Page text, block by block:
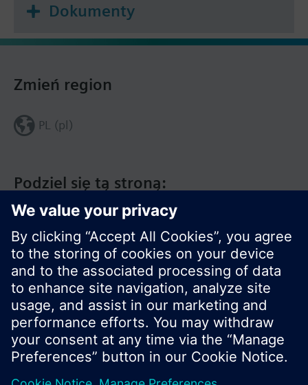
Dokumenty
Podziel się tą stroną:
Zmień region
PL (pl)
© Siemens Switzerland Ltd. 2020